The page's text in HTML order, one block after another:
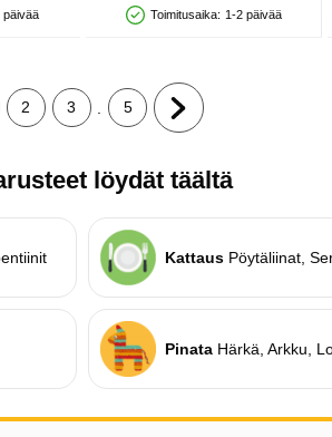
päivää
Saatavuus: Varastossa
Toimitusaika: 1-2 päivää
sivu, Sivu
Siirry sivulle
2
Siirry sivulle
3
Siirry sivulle
5
Siirry seuraavalle
löydät täältä
Kattaus Pöytäliinat,
Pinata Härkä, Arkku,